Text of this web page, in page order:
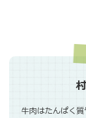
牛肉はたんぱく